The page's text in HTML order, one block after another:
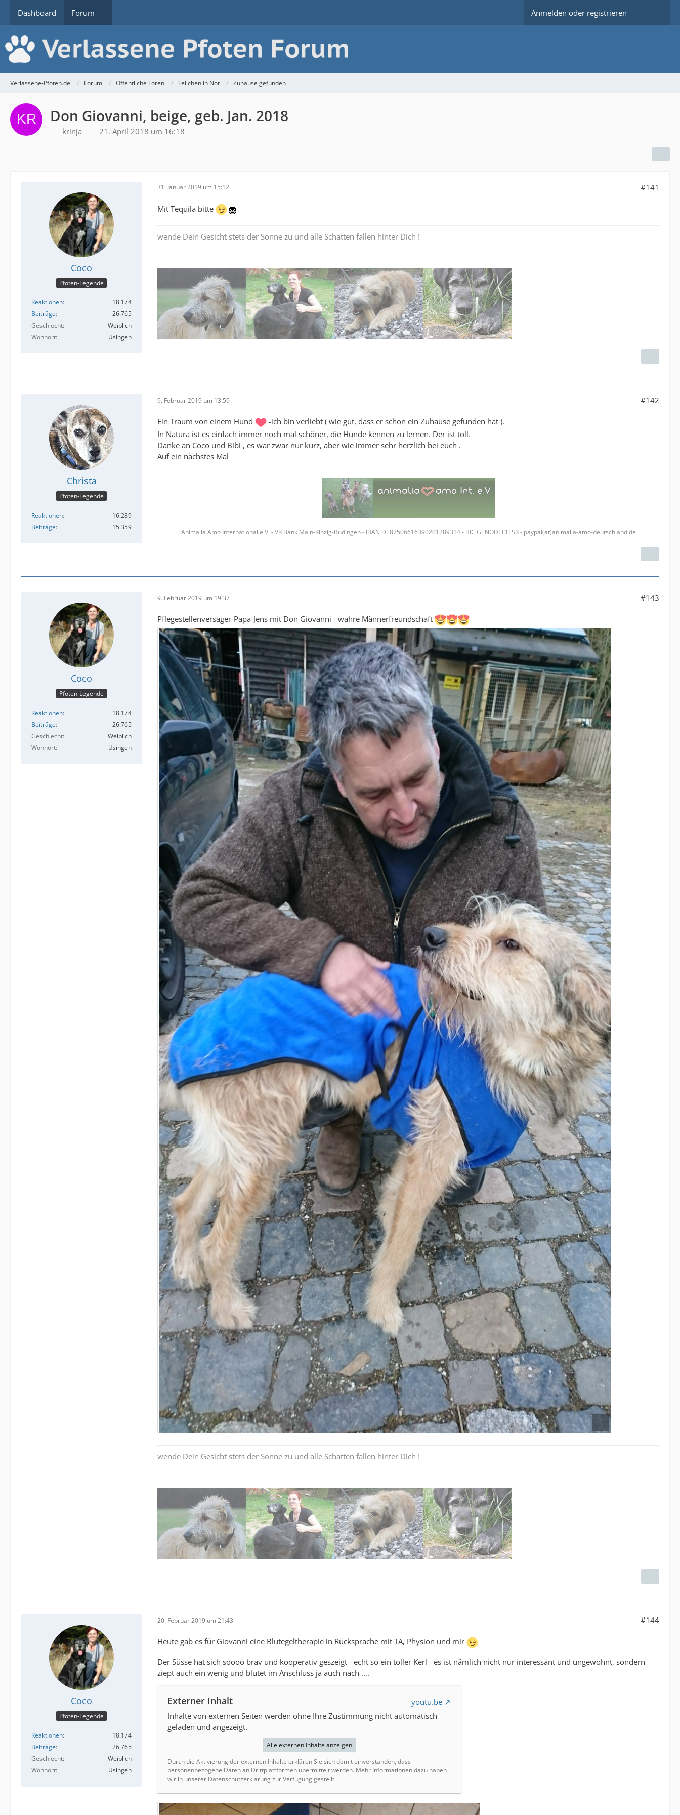
Dashboard Forum Anmelden oder registrieren
Verlassene-Pfoten.de Forum Öffentliche Foren Fellchen in Not Zuhause gefunden
Don Giovanni, beige, geb. Jan. 2018
krinja 21. April 2018 um 16:18
Coco
Pfoten-Legende
Reaktionen
18.174
Beiträge
26.765
Geschlecht
Weiblich
Wohnort
Usingen
31. Januar 2019 um 15:12 #141
Mit Tequila bitte
wende Dein Gesicht stets der Sonne zu und alle Schatten fallen hinter Dich !
Christa
Pfoten-Legende
Reaktionen
16.289
Beiträge
15.359
9. Februar 2019 um 13:59 #142
Ein Traum von einem Hund
-ich bin verliebt ( wie gut, dass er schon ein Zuhause gefunden hat ).
In Natura ist es einfach immer noch mal schöner, die Hunde kennen zu lernen. Der ist toll.
Danke an Coco und Bibi , es war zwar nur kurz, aber wie immer sehr herzlich bei euch .
Auf ein nächstes Mal
Animalia Amo International e.V. - VR Bank Main-Kinzig-Büdingen - IBAN DE87506616390201289314 - BIC GENODEF1LSR - paypal(at)animalia-amo-deutschland.de
Coco
Pfoten-Legende
Reaktionen
18.174
Beiträge
26.765
Geschlecht
Weiblich
Wohnort
Usingen
9. Februar 2019 um 19:37 #143
Pflegestellenversager-Papa-Jens mit Don Giovanni - wahre Männerfreundschaft
wende Dein Gesicht stets der Sonne zu und alle Schatten fallen hinter Dich !
Coco
Pfoten-Legende
Reaktionen
18.174
Beiträge
26.765
Geschlecht
Weiblich
Wohnort
Usingen
20. Februar 2019 um 21:43 #144
Heute gab es für Giovanni eine Blutegeltherapie in Rücksprache mit TA, Physion und mir
Der Süsse hat sich soooo brav und kooperativ geszeigt - echt so ein toller Kerl - es ist nämlich nicht nur interessant und ungewohnt, sondern
ziept auch ein wenig und blutet im Anschluss ja auch nach ....
Externer Inhalt
youtu.be
Inhalte von externen Seiten werden ohne Ihre Zustimmung nicht automatisch
geladen und angezeigt.
Alle externen Inhalte anzeigen
Durch die Aktivierung der externen Inhalte erklären Sie sich damit einverstanden, dass
personenbezogene Daten an Drittplattformen übermittelt werden. Mehr Informationen dazu haben
wir in unserer Datenschutzerklärung zur Verfügung gestellt.